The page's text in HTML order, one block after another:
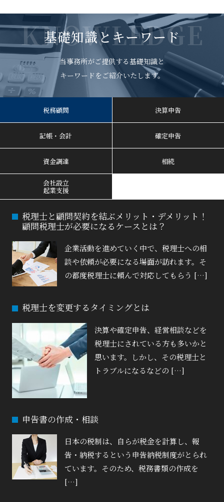
KNOWLEDGE
基礎知識とキーワード
当事務所がご提供する基礎知識と
キーワードをご紹介いたします。
税務顧問 決算申告
記帳・会計 確定申告
資金調達 相続
会社設立
起業支援
税理士と顧問契約を結ぶメリット・デメリット！
顧問税理士が必要になるケースとは？
企業活動を進めていく中で、税理士への相
談や依頼が必要になる場面が訪れます。そ
の都度税理士に頼んで対応してもらう […]
税理士を変更するタイミングとは
決算や確定申告、経営相談などを
税理士にされている方も多いかと
思います。しかし、その税理士と
トラブルになるなどの […]
申告書の作成・相談
日本の税制は、自らが税金を計算し、報
告・納税するという申告納税制度がとられ
ています。そのため、税務書類の作成を
[…]